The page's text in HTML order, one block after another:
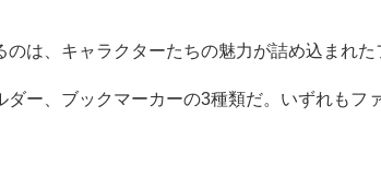
は、キャラクターたちの魅力が詰め込まれた
ダー、ブックマーカーの3種類だ。いずれもフ